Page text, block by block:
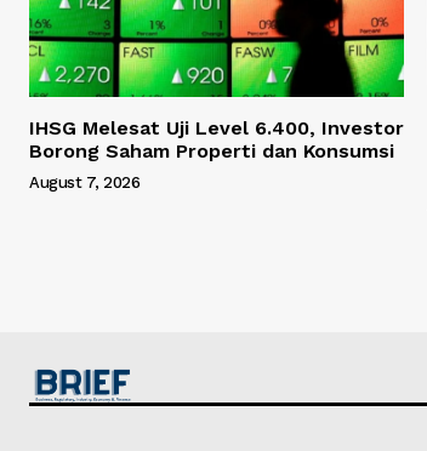
IHSG Melesat Uji Level 6.400, Investor
Borong Saham Properti dan Konsumsi
August 7, 2026